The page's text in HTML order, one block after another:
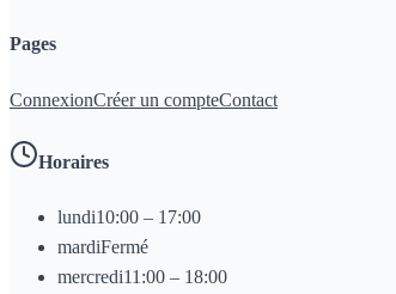
Pages
ConnexionCréer un compteContact
Horaires
lundi10:00 – 17:00
mardiFermé
mercredi11:00 – 18:00